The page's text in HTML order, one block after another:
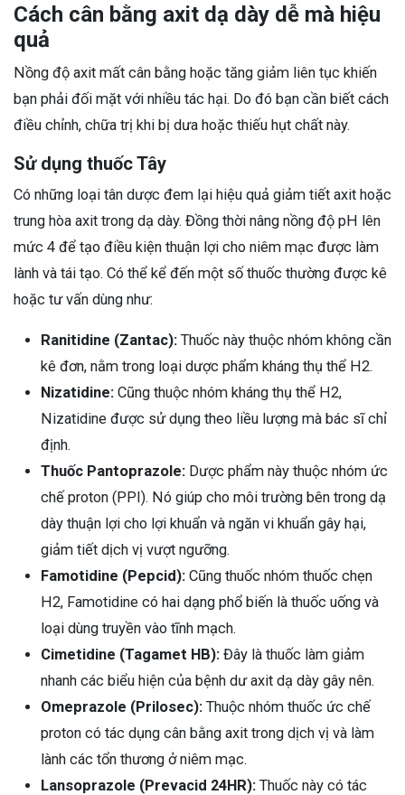
Cách cân bằng axit dạ dày dễ mà hiệu
quả
Nồng độ axit mất cân bằng hoặc tăng giảm liên tục khiến
bạn phải đối mặt với nhiều tác hại. Do đó bạn cần biết cách
điều chỉnh, chữa trị khi bị dưa hoặc thiếu hụt chất này.
Sử dụng thuốc Tây
Có những loại tân dược đem lại hiệu quả giảm tiết axit hoặc
trung hòa axit trong dạ dày. Đồng thời nâng nồng độ pH lên
mức 4 để tạo điều kiện thuận lợi cho niêm mạc được làm
lành và tái tạo. Có thể kể đến một số thuốc thường được kê
hoặc tư vấn dùng như:
Ranitidine (Zantac): Thuốc này thuộc nhóm không cần
kê đơn, nằm trong loại dược phẩm kháng thụ thể H2.
Nizatidine: Cũng thuộc nhóm kháng thụ thể H2,
Nizatidine được sử dụng theo liều lượng mà bác sĩ chỉ
định.
Thuốc Pantoprazole: Dược phẩm này thuộc nhóm ức
chế proton (PPI). Nó giúp cho môi trường bên trong dạ
dày thuận lợi cho lợi khuẩn và ngăn vi khuẩn gây hại,
giảm tiết dịch vị vượt ngưỡng.
Famotidine (Pepcid): Cũng thuốc nhóm thuốc chẹn
H2, Famotidine có hai dạng phổ biến là thuốc uống và
loại dùng truyền vào tĩnh mạch.
Cimetidine (Tagamet HB): Đây là thuốc làm giảm
nhanh các biểu hiện của bệnh dư axit dạ dày gây nên.
Omeprazole (Prilosec): Thuộc nhóm thuốc ức chế
proton có tác dụng cân bằng axit trong dịch vị và làm
lành các tổn thương ở niêm mạc.
Lansoprazole (Prevacid 24HR): Thuốc này có tác